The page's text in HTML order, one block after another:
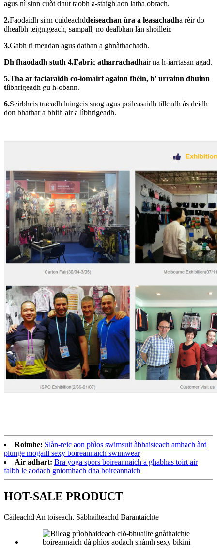
agus nì sinn cuòt dhut taobh a-staigh aon latha obrach.
2.Faodaidh sinn cuideachddeiseachan ùra a leasachadha rèir do
dhealbh teignigeach, sampall, no dealbhan làn shoilleir.
3.Gabh ri meudan agus dathan a ghnàthachadh.
Dh'fhaodadh stuth 4.Fabric atharrachadhair na h-iarrtasan agad.
5.Tha ar factaraidh co-iomairt againn fhèin, b' urrainn dhuinn
tlìbhrigeadh gu h-obann.
6.Seirbheis tracadh luingeis snog agus poileasaidh tilleadh às deidh
don bhathar a bhith air a lìbhrigeadh.
Roimhe: Slàn-reic aon phìos swimsuit àbhaisteach amhach àrd
plunge mogaill sexy boireannaich swimwear
Air adhart: Bra yoga spòrs boireannaich a ghabhas toirt air
falbh le aodach gnìomhach dha boireannaich
HOT-SALE PRODUCT
Càileachd An toiseach, Sàbhailteachd Barantaichte